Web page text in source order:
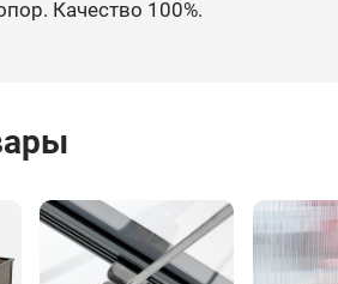
Качество 100%.